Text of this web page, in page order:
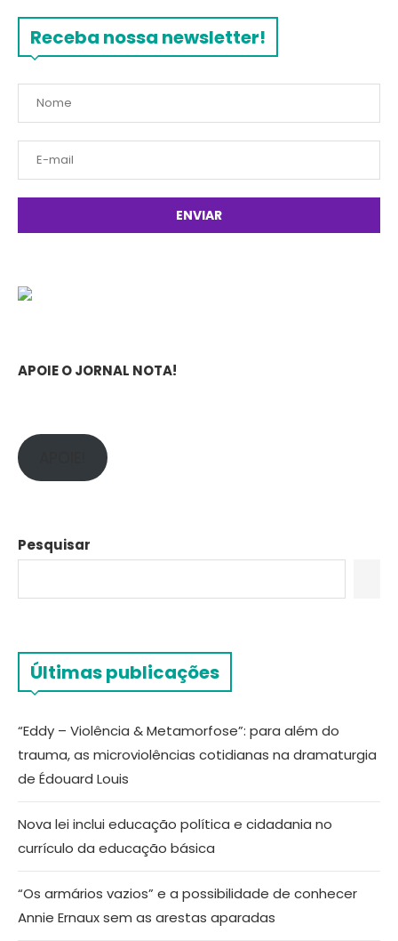
Receba nossa newsletter!
APOIE O JORNAL NOTA!
Pesquisar
Últimas publicações
“Eddy – Violência & Metamorfose”: para além do
trauma, as microviolências cotidianas na dramaturgia
de Édouard Louis
Nova lei inclui educação política e cidadania no
currículo da educação básica
“Os armários vazios” e a possibilidade de conhecer
Annie Ernaux sem as arestas aparadas